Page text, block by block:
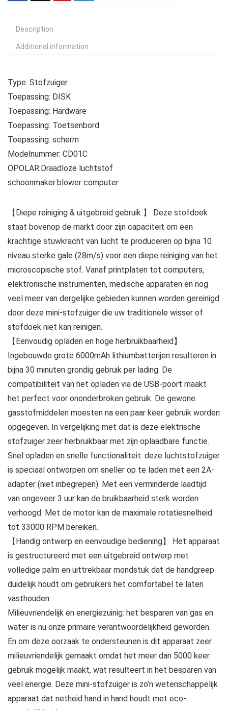
Description
Additional information
Type: Stofzuiger
Toepassing: DISK
Toepassing: Hardware
Toepassing: Toetsenbord
Toepassing: scherm
Modelnummer: CD01C
OPOLAR:Draadloze luchtstof
schoonmaker:blower computer
【Diepe reiniging & uitgebreid gebruik 】 Deze stofdoek
staat bovenop de markt door zijn capaciteit om een
krachtige stuwkracht van lucht te produceren op bijna 10
niveau sterke gale (28m/s) voor een diepe reiniging van het
microscopische stof. Vanaf printplaten tot computers,
elektronische instrumenten, medische apparaten en nog
veel meer van dergelijke gebieden kunnen worden gereinigd
door deze mini-stofzuiger die uw traditionele wisser of
stofdoek niet kan reinigen.
【Eenvoudig opladen en hoge herbruikbaarheid】
Ingebouwde grote 6000mAh lithiumbatterijen resulteren in
bijna 30 minuten grondig gebruik per lading. De
compatibiliteit van het opladen via de USB-poort maakt
het perfect voor ononderbroken gebruik. De gewone
gasstofmiddelen moesten na een paar keer gebruik worden
opgegeven. In vergelijking met dat is deze elektrische
stofzuiger zeer herbruikbaar met zijn oplaadbare functie.
Snel opladen en snelle functionaliteit: deze luchtstofzuiger
is speciaal ontworpen om sneller op te laden met een 2A-
adapter (niet inbegrepen). Met een verminderde laadtijd
van ongeveer 3 uur kan de bruikbaarheid sterk worden
verhoogd. Met de motor kan de maximale rotatiesnelheid
tot 33000 RPM bereiken.
【Handig ontwerp en eenvoudige bediening】 Het apparaat
is gestructureerd met een uitgebreid ontwerp met
volledige palm en uittrekbaar mondstuk dat de handgreep
duidelijk houdt om gebruikers het comfortabel te laten
vasthouden.
Milieuvriendelijk en energiezuinig: het besparen van gas en
water is nu onze primaire verantwoordelijkheid geworden.
En om deze oorzaak te ondersteunen is dit apparaat zeer
milieuvriendelijk gemaakt omdat het meer dan 5000 keer
gebruik mogelijk maakt, wat resulteert in het besparen van
veel energie. Deze mini-stofzuiger is zo’n wetenschappelijk
apparaat dat netheid hand in hand houdt met eco-